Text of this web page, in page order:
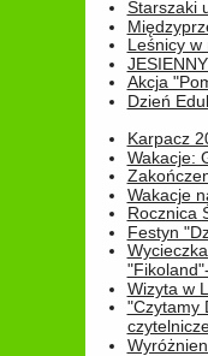
Starszaki
Leśnicy w
Akcja
Dzień
Karpacz
Wakacje:
Wakacje
Rocznica
Festyn
Wizyta w
"Czytamy